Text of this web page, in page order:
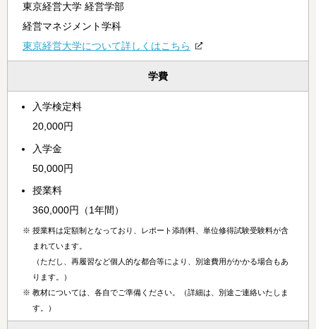
東京経営大学 経営学部
経営マネジメント学科
東京経営大学について詳しくはこちら
学費
入学検定料
20,000円
入学金
50,000円
授業料
360,000円（1年間）
※ 授業料は定額制となっており、レポート添削料、単位修得試験受験料が含
まれています。
（ただし、再履習など個人的な都合等により、別途費用がかかる場合もあ
ります。）
※ 教材については、各自でご準備ください。（詳細は、別途ご連絡いたしま
す。）